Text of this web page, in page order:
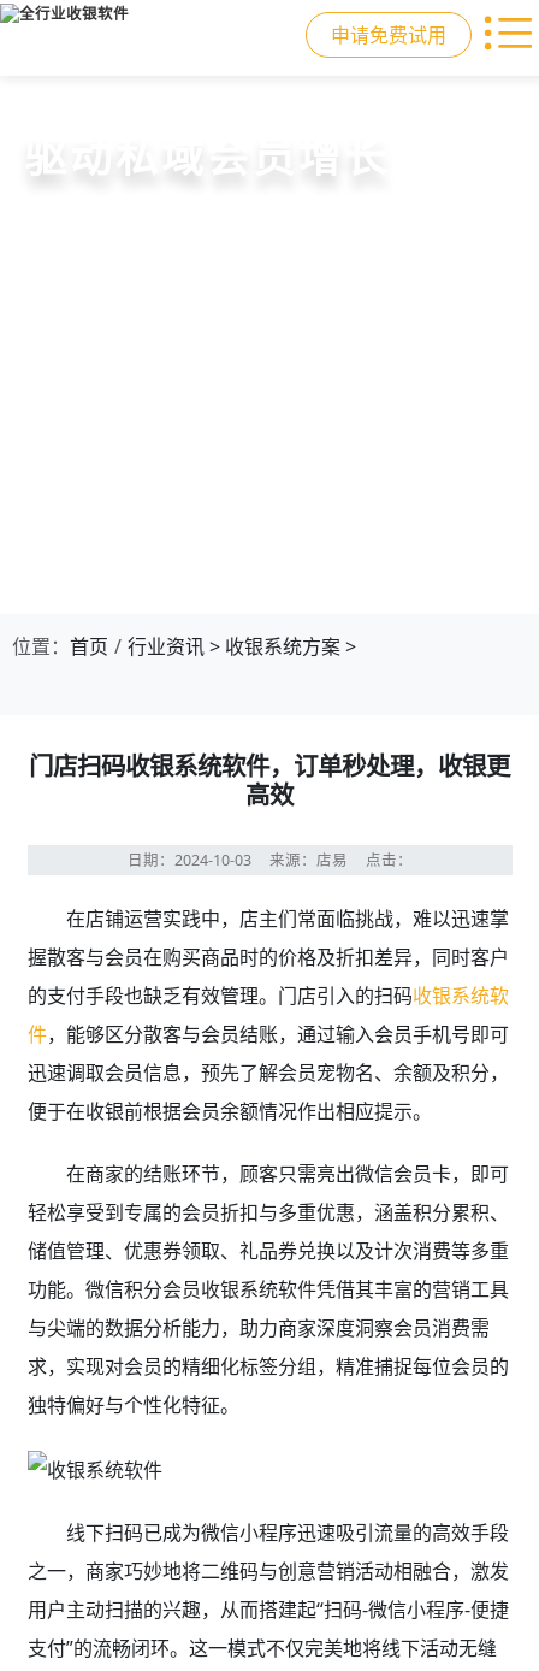
申请免费试用
门店收银，就用店易
重塑门店运营体验
驱动私域会员增长
快速拓展生意边界
位置： 首页 行业资讯> 收银系统方案>
门店扫码收银系统软件，订单秒处理，收银更
高效
日期：2024-10-03 来源：店易 点击：
在店铺运营实践中，店主们常面临挑战，难以迅速掌
握散客与会员在购买商品时的价格及折扣差异，同时客户
的支付手段也缺乏有效管理。门店引入的扫码收银系统软
件，能够区分散客与会员结账，通过输入会员手机号即可
迅速调取会员信息，预先了解会员宠物名、余额及积分，
便于在收银前根据会员余额情况作出相应提示。
在商家的结账环节，顾客只需亮出微信会员卡，即可
轻松享受到专属的会员折扣与多重优惠，涵盖积分累积、
储值管理、优惠券领取、礼品券兑换以及计次消费等多重
功能。微信积分会员收银系统软件凭借其丰富的营销工具
与尖端的数据分析能力，助力商家深度洞察会员消费需
求，实现对会员的精细化标签分组，精准捕捉每位会员的
独特偏好与个性化特征。
线下扫码已成为微信小程序迅速吸引流量的高效手段
之一，商家巧妙地将二维码与创意营销活动相融合，激发
用户主动扫描的兴趣，从而搭建起“扫码-微信小程序-便捷
支付”的流畅闭环。这一模式不仅完美地将线下活动无缝